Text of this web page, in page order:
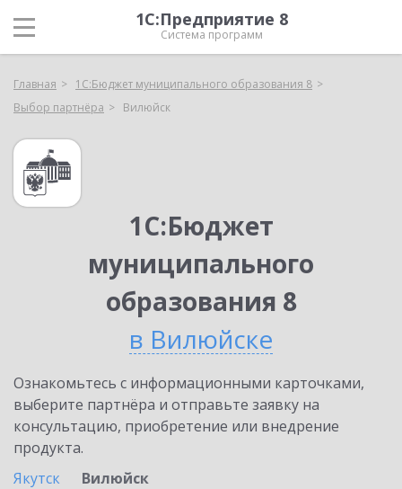
1С:Предприятие 8
Система программ
Главная
1С:Бюджет муниципального образования 8
Выбор партнёра
Вилюйск
1С:Бюджет
муниципального
образования 8
в Вилюйске
Ознакомьтесь с информационными карточками,
выберите партнёра и отправьте заявку на
консультацию, приобретение или внедрение
продукта.
Якутск
Вилюйск